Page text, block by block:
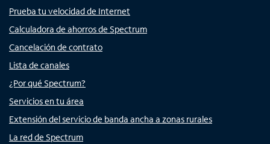
Prueba tu velocidad de Internet
Calculadora de ahorros de Spectrum
Cancelación de contrato
Lista de canales
¿Por qué Spectrum?
Servicios en tu área
Extensión del servicio de banda ancha a zonas rurales
La red de Spectrum